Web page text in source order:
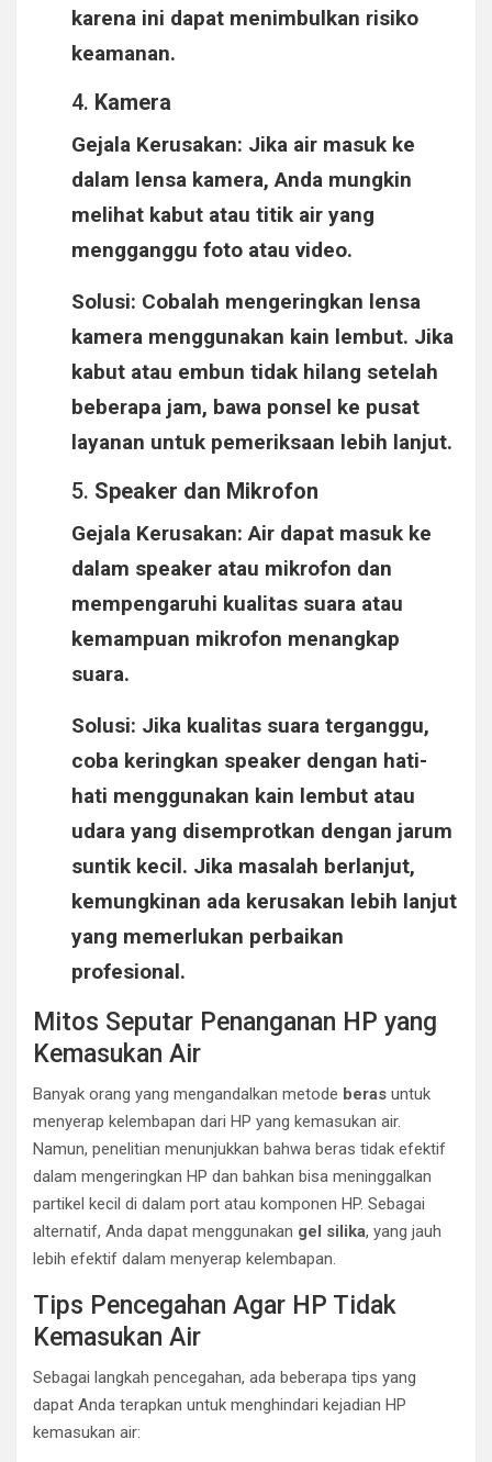
karena ini dapat menimbulkan risiko
keamanan.
4. Kamera
Gejala Kerusakan: Jika air masuk ke
dalam lensa kamera, Anda mungkin
melihat kabut atau titik air yang
mengganggu foto atau video.
Solusi: Cobalah mengeringkan lensa
kamera menggunakan kain lembut. Jika
kabut atau embun tidak hilang setelah
beberapa jam, bawa ponsel ke pusat
layanan untuk pemeriksaan lebih lanjut.
5. Speaker dan Mikrofon
Gejala Kerusakan: Air dapat masuk ke
dalam speaker atau mikrofon dan
mempengaruhi kualitas suara atau
kemampuan mikrofon menangkap
suara.
Solusi: Jika kualitas suara terganggu,
coba keringkan speaker dengan hati-
hati menggunakan kain lembut atau
udara yang disemprotkan dengan jarum
suntik kecil. Jika masalah berlanjut,
kemungkinan ada kerusakan lebih lanjut
yang memerlukan perbaikan
profesional.
Mitos Seputar Penanganan HP yang
Kemasukan Air
Banyak orang yang mengandalkan metode beras untuk
menyerap kelembapan dari HP yang kemasukan air.
Namun, penelitian menunjukkan bahwa beras tidak efektif
dalam mengeringkan HP dan bahkan bisa meninggalkan
partikel kecil di dalam port atau komponen HP. Sebagai
alternatif, Anda dapat menggunakan gel silika, yang jauh
lebih efektif dalam menyerap kelembapan.
Tips Pencegahan Agar HP Tidak
Kemasukan Air
Sebagai langkah pencegahan, ada beberapa tips yang
dapat Anda terapkan untuk menghindari kejadian HP
kemasukan air: